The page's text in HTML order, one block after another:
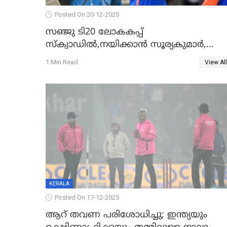
Posted On 20-12-2025
സഞ്ജു ടി20 ലോകകപ്പ്
സ്‌ക്വാഡിൽ,നയിക്കാൻ സൂര്യകുമാർ,
ഇന്ത്യൻ ടീമിനെ പ്രഖ്യാപിച്ച് ബി.സി.സി.ഐ
1 Min Read View All
KERALA
Posted On 17-12-2025
ആറ് തവണ പരിശോധിച്ചു; ഇന്ത്യയും